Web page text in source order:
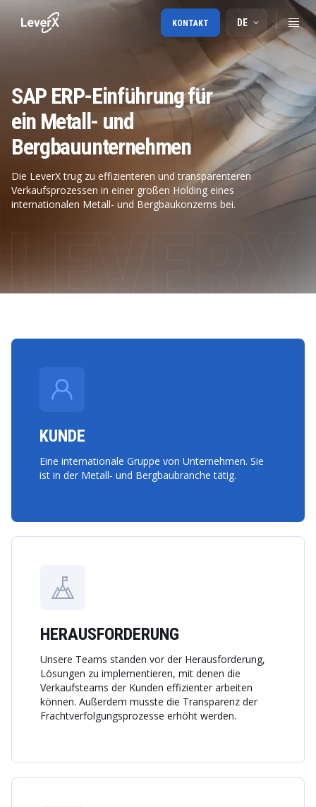
DE
KONTAKT
SAP ERP-Einführung für
ein Metall- und
Bergbauunternehmen
Die LeverX trug zu effizienteren und transparenteren
Verkaufsprozessen in einer großen Holding eines
internationalen Metall- und Bergbaukonzerns bei.
KUNDE
Eine internationale Gruppe von Unternehmen. Sie
ist in der Metall- und Bergbaubranche tätig.
HERAUSFORDERUNG
Unsere Teams standen vor der Herausforderung,
Lösungen zu implementieren, mit denen die
Verkaufsteams der Kunden effizienter arbeiten
können. Außerdem musste die Transparenz der
Frachtverfolgungsprozesse erhöht werden.